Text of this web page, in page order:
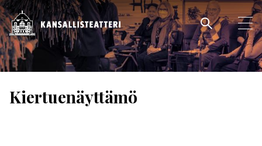
Hyppää
pääsisältöön
Kiertuenäyttämö